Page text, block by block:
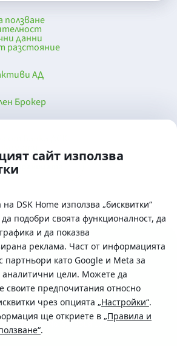
сайт използва
DSK Home използва „бисквитки“
да подобри своята функционалност, да
и да показва
реклама. Част от информацията
партньори като Google и Meta за
аналитични цели. Можете да
своите предпочитания относно
чрез опцията „Настройки“.
ще откриете в „Правила и
.
ползване
данни
разстояние
АД
Брокер
от Банка ДСК
страницата
Г. Бенковски No. 5, София 1036